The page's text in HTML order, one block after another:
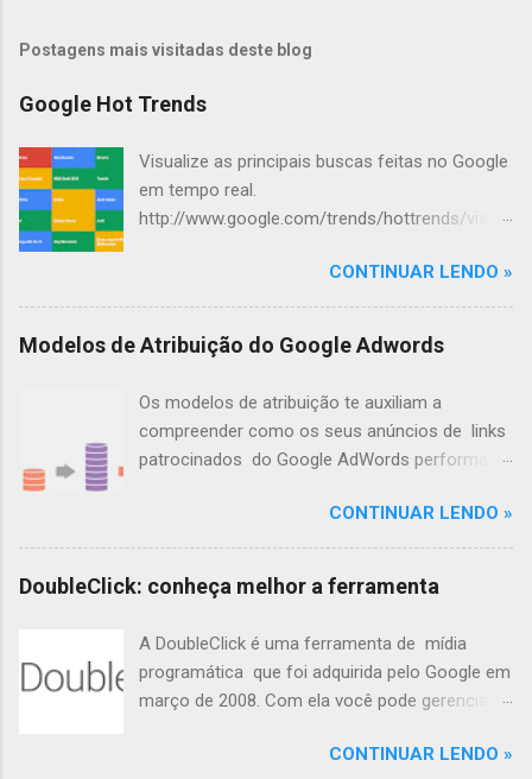
n
á
r
i
Postagens mais visitadas deste blog
Google Hot Trends
Visualize as principais buscas feitas no Google
em tempo real.
http://www.google.com/trends/hottrends/visual
CONTINUAR LENDO »
Modelos de Atribuição do Google Adwords
Os modelos de atribuição te auxiliam a
compreender como os seus anúncios de links
patrocinados do Google AdWords performam,
Ilustrando os Modelos de Atribuição Você vai a
uma lanchonete e decide comer tudo o que
tem direito: hambúrguer, batata-frita, milk
shake, sorvete e sucos. Ao chegar em casa,
mal porque comi essa fruta!” Mas, será que
esse é o cenário verdadeiro? Com certeza não.
O fato é que não estamos deixando de atribuir
CONTINUAR LENDO »
DoubleClick: conheça melhor a ferramenta
A DoubleClick é uma ferramenta de mídia
programática que foi adquirida pelo Google em
março de 2008. Com ela você pode gerenciar
utilizando um inventário através de sua
CONTINUAR LENDO »